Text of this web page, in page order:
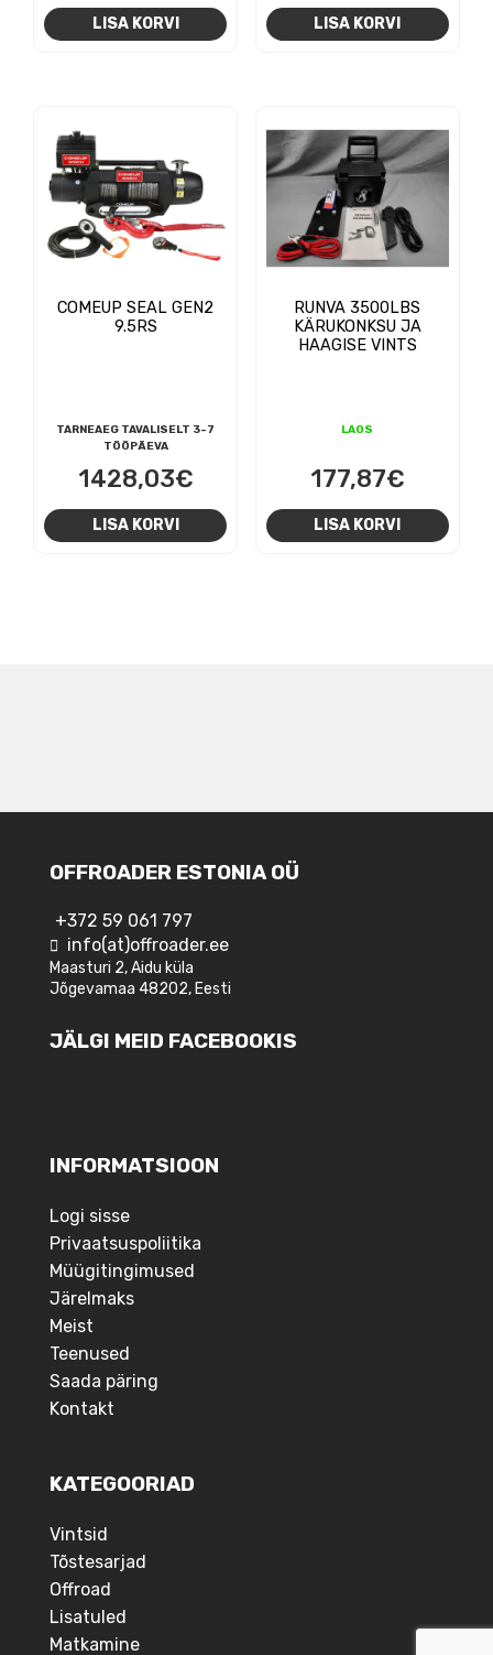
LISA KORVI LISA KORVI
COMEUP SEAL GEN2
9.5RS
TARNEAEG TAVALISELT 3-7
TÖÖPÄEVA
1428,03€
LISA KORVI
RUNVA 3500LBS
KÄRUKONKSU JA
HAAGISE VINTS
LAOS
177,87€
LISA KORVI
OFFROADER ESTONIA OÜ
+372 59 061 797
info(at)offroader.ee
Maasturi 2, Aidu küla
Jõgevamaa 48202, Eesti
JÄLGI MEID FACEBOOKIS
INFORMATSIOON
Logi sisse
Privaatsuspoliitika
Müügitingimused
Järelmaks
Meist
Teenused
Saada päring
Kontakt
KATEGOORIAD
Vintsid
Tõstesarjad
Offroad
Lisatuled
Matkamine